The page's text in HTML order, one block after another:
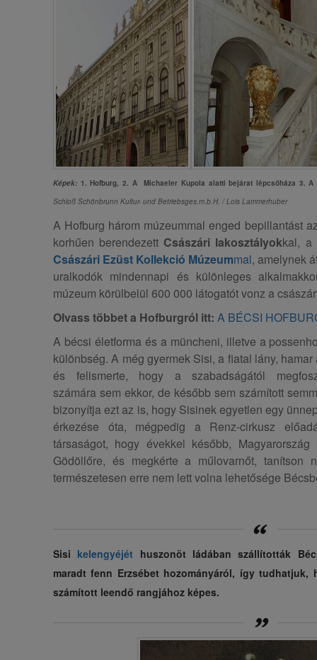
Képek: 1. Hofburg, 2. A Michaeler Kupola alatti bejárat lépcsőháza 3.
Schloß Schönbrunn Kultur- und Betriebsges.m.b.H. / Lois Lammerhuber
A Hofburg három múzeummal enged bepillantást
korhűen berendezett Császári lakosztályokkal, a
Császári Ezüst Kollekció Múzeummal, amelynek
uralkodók mindennapi és különleges
múzeum körülbelül 600 000 látogatót vonz a
Olvass többet a Hofburgról itt: A BÉCSI
A bécsi életforma és a müncheni, illetve a
különbség. A még gyermek Sisi, a fiatal lány,
és felismerte, hogy a szabadságától
számára sem ekkor, de később sem számított
bizonyítja ezt az is, hogy Sisinek egyetlen egy
érkezése óta, mégpedig a Renz-cirkusz
társaságot, hogy évekkel később,
Gödöllőre, és megkérte a műlovarnőt, tanítson
természetesen erre nem lett volna lehetősége
Sisi kelengyéjét huszonöt ládában szállították
maradt fenn Erzsébet hozományáról, így tudhatjuk,
számított leendő rangjához képes.